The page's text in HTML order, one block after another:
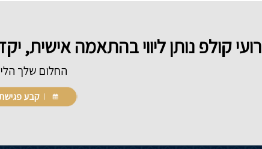
רועי קולפ נותן ליווי בהתאמה
החלום שלך
קבע פגישת